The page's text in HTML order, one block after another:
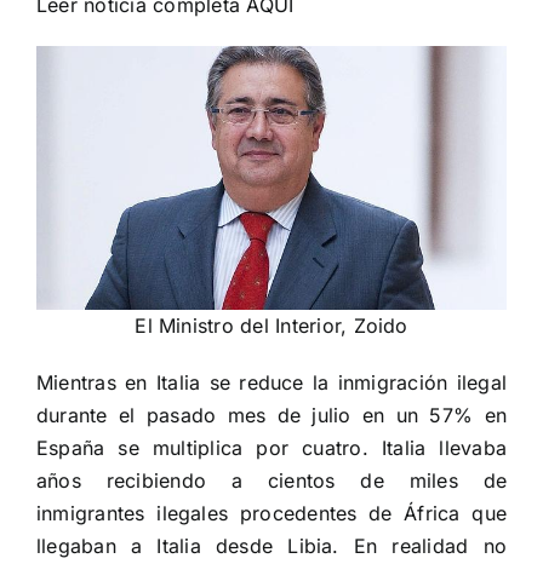
El Ministro del Interior, Zoido
Mientras en Italia se reduce la inmigración ilegal
durante el pasado mes de julio en un 57% en
España se multiplica por cuatro. Italia llevaba
años recibiendo a cientos de miles de
inmigrantes ilegales procedentes de África que
llegaban a Italia desde Libia. En realidad no